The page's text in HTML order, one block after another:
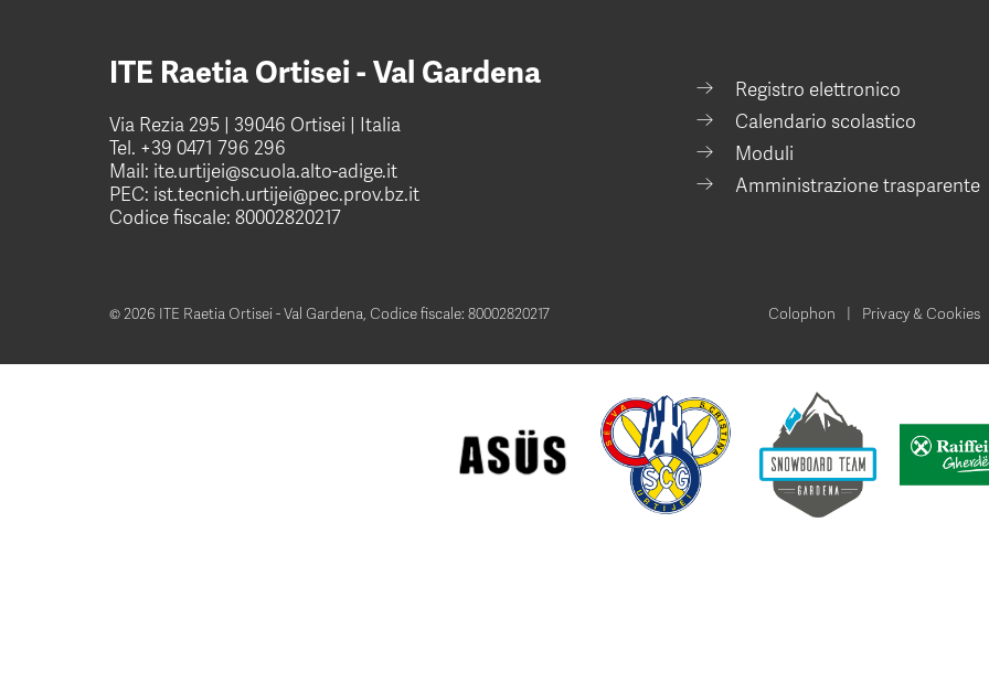
ITE Raetia Ortisei - Val Gardena
Via Rezia 295 | 39046 Ortisei | Italia
Tel. +39 0471 796 296
Mail: ite.urtijei@scuola.alto-adige.it
PEC: ist.tecnich.urtijei@pec.prov.bz.it
Codice fiscale: 80002820217
Registro elettronico
Calendario scolastico
Moduli
Amministrazione trasparente
© 2026 ITE Raetia Ortisei - Val Gardena, Codice fiscale: 80002820217 Colophon Privacy & Cookies